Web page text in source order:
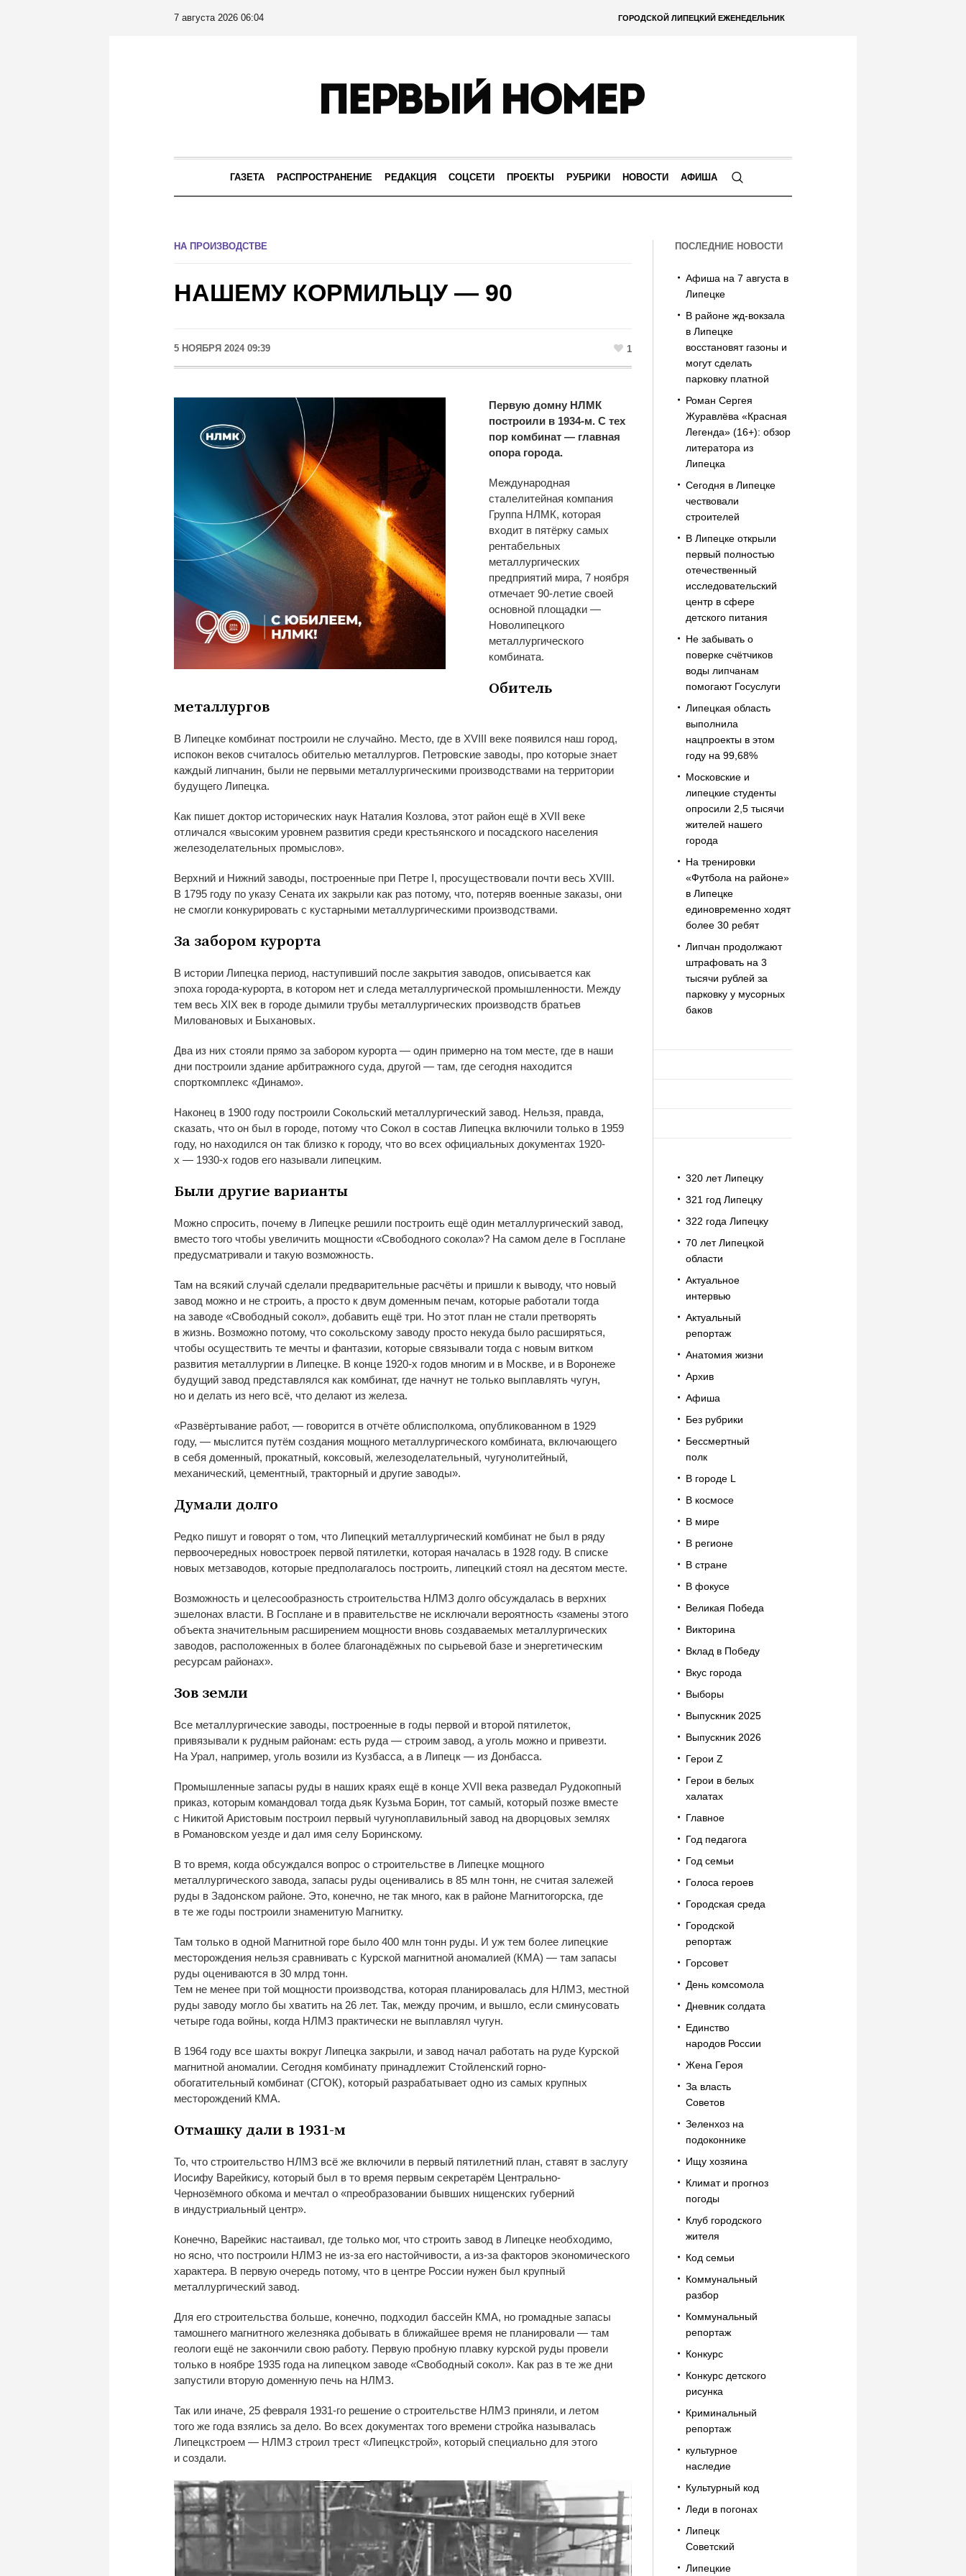
ГОРОДСКОЙ ЛИПЕЦКИЙ ЕЖЕНЕДЕЛЬНИК
7 августа 2026 06:04
ГАЗЕТА РАСПРОСТРАНЕНИЕ РЕДАКЦИЯ СОЦСЕТИ ПРОЕКТЫ РУБРИКИ НОВОСТИ АФИША
НА ПРОИЗВОДСТВЕ
НАШЕМУ КОРМИЛЬЦУ — 90
5 НОЯБРЯ 2024 09:39 1
Первую домну НЛМК
построили в 1934-м. С тех
пор комбинат — главная
опора города.
Международная
сталелитейная компания
Группа НЛМК, которая
входит в пятёрку самых
рентабельных
металлургических
предприятий мира, 7 ноября
отмечает 90-летие своей
основной площадки —
Новолипецкого
металлургического
комбината.
Обитель
металлургов
В Липецке комбинат построили не случайно. Место, где в XVIII веке появился наш город,
испокон веков считалось обителью металлургов. Петровские заводы, про которые знает
каждый липчанин, были не первыми металлургическими производствами на территории
будущего Липецка.
Как пишет доктор исторических наук Наталия Козлова, этот район ещё в XVII веке
отличался «высоким уровнем развития среди крестьянского и посадского населения
железоделательных промыслов».
Верхний и Нижний заводы, построенные при Петре I, просуществовали почти весь XVIII.
В 1795 году по указу Сената их закрыли как раз потому, что, потеряв военные заказы, они
не смогли конкурировать с кустарными металлургическими производствами.
За забором курорта
В истории Липецка период, наступивший после закрытия заводов, описывается как
эпоха города-курорта, в котором нет и следа металлургической промышленности. Между
тем весь XIX век в городе дымили трубы металлургических производств братьев
Миловановых и Быхановых.
Два из них стояли прямо за забором курорта — один примерно на том месте, где в наши
дни построили здание арбитражного суда, другой — там, где сегодня находится
спорткомплекс «Динамо».
Наконец в 1900 году построили Сокольский металлургический завод. Нельзя, правда,
сказать, что он был в городе, потому что Сокол в состав Липецка включили только в 1959
году, но находился он так близко к городу, что во всех официальных документах 1920-
х — 1930-х годов его называли липецким.
Были другие варианты
Можно спросить, почему в Липецке решили построить ещё один металлургический завод,
вместо того чтобы увеличить мощности «Свободного сокола»? На самом деле в Госплане
предусматривали и такую возможность.
Там на всякий случай сделали предварительные расчёты и пришли к выводу, что новый
завод можно и не строить, а просто к двум доменным печам, которые работали тогда
на заводе «Свободный сокол», добавить ещё три. Но этот план не стали претворять
в жизнь. Возможно потому, что сокольскому заводу просто некуда было расширяться,
чтобы осуществить те мечты и фантазии, которые связывали тогда с новым витком
развития металлургии в Липецке. В конце 1920-х годов многим и в Москве, и в Воронеже
будущий завод представлялся как комбинат, где начнут не только выплавлять чугун,
но и делать из него всё, что делают из железа.
«Развёртывание работ, — говорится в отчёте облисполкома, опубликованном в 1929
году, — мыслится путём создания мощного металлургического комбината, включающего
в себя доменный, прокатный, коксовый, железоделательный, чугунолитейный,
механический, цементный, тракторный и другие заводы».
Думали долго
Редко пишут и говорят о том, что Липецкий металлургический комбинат не был в ряду
первоочередных новостроек первой пятилетки, которая началась в 1928 году. В списке
новых метзаводов, которые предполагалось построить, липецкий стоял на десятом месте.
Возможность и целесообразность строительства НЛМЗ долго обсуждалась в верхних
эшелонах власти. В Госплане и в правительстве не исключали вероятность «замены этого
объекта значительным расширением мощности вновь создаваемых металлургических
заводов, расположенных в более благонадёжных по сырьевой базе и энергетическим
ресурсам районах».
Зов земли
Все металлургические заводы, построенные в годы первой и второй пятилеток,
привязывали к рудным районам: есть руда — строим завод, а уголь можно и привезти.
На Урал, например, уголь возили из Кузбасса, а в Липецк — из Донбасса.
Промышленные запасы руды в наших краях ещё в конце XVII века разведал Рудокопный
приказ, которым командовал тогда дьяк Кузьма Борин, тот самый, который позже вместе
с Никитой Аристовым построил первый чугуноплавильный завод на дворцовых землях
в Романовском уезде и дал имя селу Боринскому.
В то время, когда обсуждался вопрос о строительстве в Липецке мощного
металлургического завода, запасы руды оценивались в 85 млн тонн, не считая залежей
руды в Задонском районе. Это, конечно, не так много, как в районе Магнитогорска, где
в те же годы построили знаменитую Магнитку.
Там только в одной Магнитной горе было 400 млн тонн руды. И уж тем более липецкие
месторождения нельзя сравнивать с Курской магнитной аномалией (КМА) — там запасы
руды оцениваются в 30 млрд тонн.
Тем не менее при той мощности производства, которая планировалась для НЛМЗ, местной
руды заводу могло бы хватить на 26 лет. Так, между прочим, и вышло, если сминусовать
четыре года войны, когда НЛМЗ практически не выплавлял чугун.
В 1964 году все шахты вокруг Липецка закрыли, и завод начал работать на руде Курской
магнитной аномалии. Сегодня комбинату принадлежит Стойленский горно-
обогатительный комбинат (СГОК), который разрабатывает одно из самых крупных
месторождений КМА.
Отмашку дали в 1931-м
То, что строительство НЛМЗ всё же включили в первый пятилетний план, ставят в заслугу
Иосифу Варейкису, который был в то время первым секретарём Центрально-
Чернозёмного обкома и мечтал о «преобразовании бывших нищенских губерний
в индустриальный центр».
Конечно, Варейкис настаивал, где только мог, что строить завод в Липецке необходимо,
но ясно, что построили НЛМЗ не из-за его настойчивости, а из-за факторов экономического
характера. В первую очередь потому, что в центре России нужен был крупный
металлургический завод.
Для его строительства больше, конечно, подходил бассейн КМА, но громадные запасы
тамошнего магнитного железняка добывать в ближайшее время не планировали — там
геологи ещё не закончили свою работу. Первую пробную плавку курской руды провели
только в ноябре 1935 года на липецком заводе «Свободный сокол». Как раз в те же дни
запустили вторую доменную печь на НЛМЗ.
Так или иначе, 25 февраля 1931-го решение о строительстве НЛМЗ приняли, и летом
того же года взялись за дело. Во всех документах того времени стройка называлась
Липецкстроем — НЛМЗ строил трест «Липецкстрой», который специально для этого
и создали.
ПОСЛЕДНИЕ НОВОСТИ
Афиша на 7 августа в
Липецке
В районе жд-вокзала
в Липецке
восстановят газоны и
могут сделать
парковку платной
Роман Сергея
Журавлёва «Красная
Легенда» (16+): обзор
литератора из
Липецка
Сегодня в Липецке
чествовали
строителей
В Липецке открыли
первый полностью
отечественный
исследовательский
центр в сфере
детского питания
Не забывать о
поверке счётчиков
воды липчанам
помогают Госуслуги
Липецкая область
выполнила
нацпроекты в этом
году на 99,68%
Московские и
липецкие студенты
опросили 2,5 тысячи
жителей нашего
города
На тренировки
«Футбола на районе»
в Липецке
единовременно ходят
более 30 ребят
Липчан продолжают
штрафовать на 3
тысячи рублей за
парковку у мусорных
баков
320 лет Липецку
321 год Липецку
322 года Липецку
70 лет Липецкой
области
Актуальное
интервью
Актуальный
репортаж
Анатомия жизни
Архив
Афиша
Без рубрики
Бессмертный
полк
В городе L
В космосе
В мире
В регионе
В стране
В фокусе
Великая Победа
Викторина
Вклад в Победу
Вкус города
Выборы
Выпускник 2025
Выпускник 2026
Герои Z
Герои в белых
халатах
Главное
Год педагога
Год семьи
Голоса героев
Городская среда
Городской
репортаж
Горсовет
День комсомола
Дневник солдата
Единство
народов России
Жена Героя
За власть
Советов
Зеленхоз на
подоконнике
Ищу хозяина
Климат и прогноз
погоды
Клуб городского
жителя
Код семьи
Коммунальный
разбор
Коммунальный
репортаж
Конкурс
Конкурс детского
рисунка
Криминальный
репортаж
культурное
наследие
Культурный код
Леди в погонах
Липецк
Советский
Липецкие